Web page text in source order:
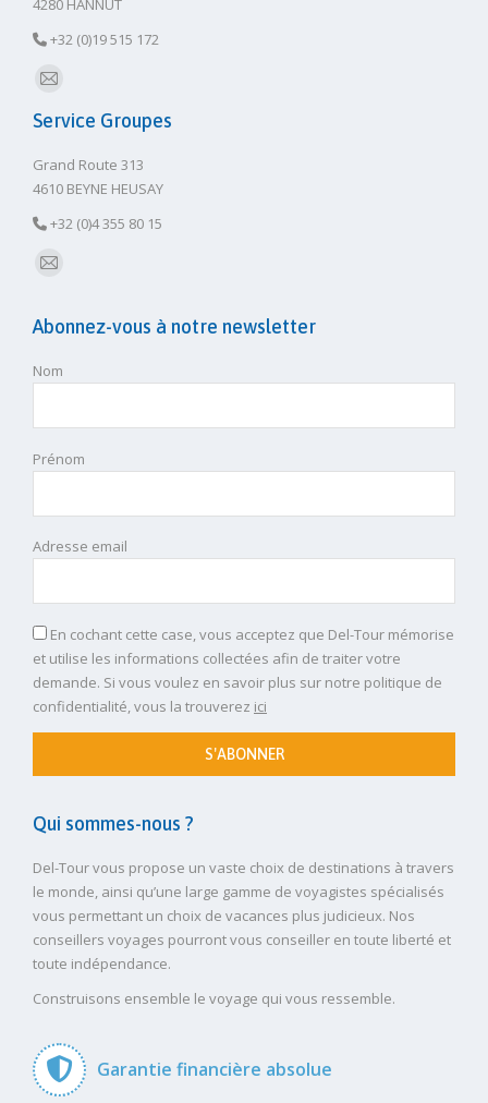
4280 HANNUT
+32 (0)19 515 172
E-
mail
Service Groupes
Grand Route 313
4610 BEYNE HEUSAY
+32 (0)4 355 80 15
E-
Abonnez-vous à notre newsletter
Nom
Prénom
Adresse email
En cochant cette case, vous acceptez que Del-Tour mémorise
et utilise les informations collectées afin de traiter votre
demande. Si vous voulez en savoir plus sur notre politique de
confidentialité, vous la trouverez ici
S'ABONNER
Qui sommes-nous ?
Del-Tour vous propose un vaste choix de destinations à travers
le monde, ainsi qu’une large gamme de voyagistes spécialisés
vous permettant un choix de vacances plus judicieux. Nos
conseillers voyages pourront vous conseiller en toute liberté et
toute indépendance.
Construisons ensemble le voyage qui vous ressemble.
Garantie financière absolue